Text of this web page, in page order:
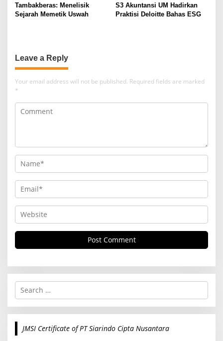
Tambakberas: Menelisik
Sejarah Memetik Uswah
S3 Akuntansi UM Hadirkan
Praktisi Deloitte Bahas ESG
Leave a Reply
Your email address will not be published. Required fields are marked
*
S
r
c
JMSI Certificate of PT Siarindo Cipta Nusantara